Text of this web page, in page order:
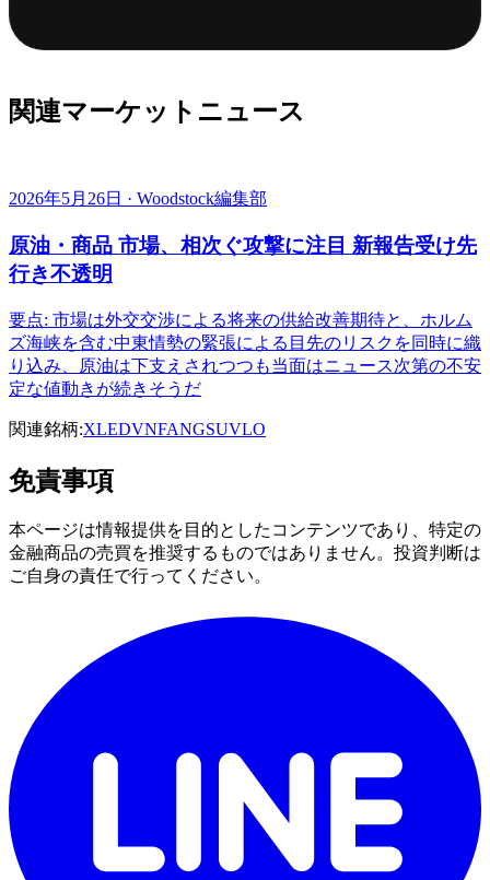
関連マーケットニュース
2026年5月26日 · Woodstock編集部
原油・商品 市場、相次ぐ攻撃に注目 新報告受け先
行き不透明
要点: 市場は外交交渉による将来の供給改善期待と、ホルム
ズ海峡を含む中東情勢の緊張による目先のリスクを同時に織
り込み、原油は下支えされつつも当面はニュース次第の不安
定な値動きが続きそうだ
関連銘柄:XLEDVNFANGSUVLO
免責事項
本ページは情報提供を目的としたコンテンツであり、特定の
金融商品の売買を推奨するものではありません。投資判断は
ご自身の責任で行ってください。